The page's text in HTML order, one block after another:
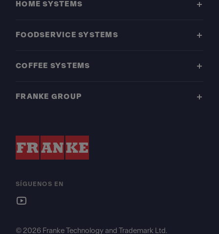
HOME SYSTEMS
FOODSERVICE SYSTEMS
COFFEE SYSTEMS
FRANKE GROUP
SÍGUENOS EN
© 2026 Franke Technology and Trademark Ltd.